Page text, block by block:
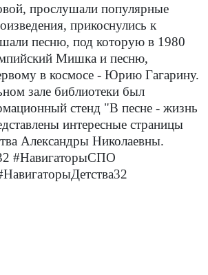
прослушали популярные
прикоснулись к
песню, под которую в 1980
Мишка и песню,
в космосе - Юрию Гагарину.
зале библиотеки был
стенд "В песне - жизнь
интересные страницы
Александры Николаевны.
#НавигаторыСПО